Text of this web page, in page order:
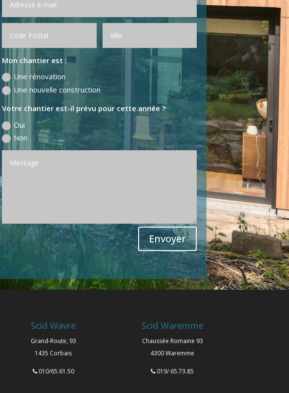
Mon chantier est :
Une rénovation
Une nouvelle construction
Votre chantier est-il prévu pour cette année ?
Oui
Non
Envoyer
Scid Wavre
Grand-Route, 93
1435 Corbais
010/65.61.50
Scid Waremme
Chaussée Romaine 93
4300 Waremme
019/ 65.73.85